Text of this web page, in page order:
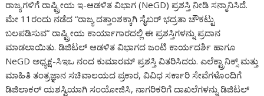
ರಾಜ್ಯಗಳಿಗೆ ರಾಷ್ಟ್ರೀಯ ಇ-ಆಡಳಿತ ವಿಭಾಗ (NeGD) ಪ್ರಶಸ್ತಿ ನೀಡಿ ಸನ್ಮಾನಿಸಿದೆ.
ಮೇ 11ರಂದು ನಡೆದ “ರಾಜ್ಯ ದತ್ತಾಂಶಕ್ಕಾಗಿ ಸೈಬರ್ ಭದ್ರತಾ ಚೌಕಟ್ಟು
ಬಲಪಡಿಸುವ” ರಾಷ್ಟ್ರೀಯ ಕಾರ್ಯಾಗಾರದಲ್ಲಿ ಈ ಪ್ರಶಸ್ತಿಗಳನ್ನು ಪ್ರದಾನ
ಮಾಡಲಾಯಿತು. ಡಿಜಿಟಲ್ ಆಡಳಿತ ವಿಭಾಗದ ಜಂಟಿ ಕಾರ್ಯದರ್ಶಿ ಹಾಗೂ
NeGD ಅಧ್ಯಕ್ಷ-ಸಿಇಒ ನಂದ ಕುಮಾರಮ್ ಪ್ರಶಸ್ತಿ ವಿತರಿಸಿದರು. ಎಲೆಕ್ಟ್ರಾನಿಕ್ಸ್ ಮತ್ತು
ಮಾಹಿತಿ ತಂತ್ರಜ್ಞಾನ ಸಚಿವಾಲಯದ ಪ್ರಕಾರ, ವಿವಿಧ ಸರ್ಕಾರಿ ಸೇವೆಗಳೊಂದಿಗೆ
ಡಿಜಿಲಾಕರ್ ಯಶಸ್ವಿಯಾಗಿ ಸಂಯೋಜಿಸಿ, ನಾಗರಿಕರಿಗೆ ದಾಖಲೆಗಳನ್ನು ಡಿಜಿಟಲ್